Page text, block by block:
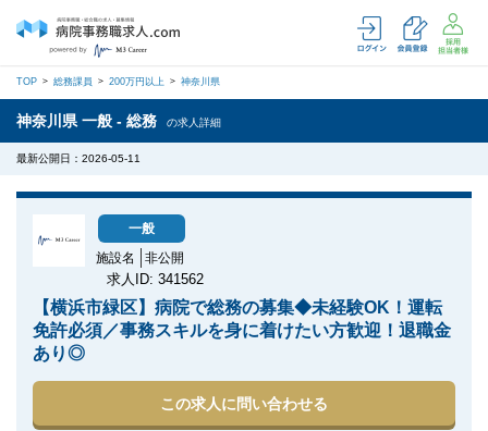
TOP 総務課員 200万円以上 神奈川県
神奈川県 一般 - 総務 の求人詳細
最新公開日：2026-05-11
一般
施設名
非公開
求人ID: 341562
【横浜市緑区】病院で総務の募集◆未経験OK！運転
免許必須／事務スキルを身に着けたい方歓迎！退職金
あり◎
この求人に問い合わせる